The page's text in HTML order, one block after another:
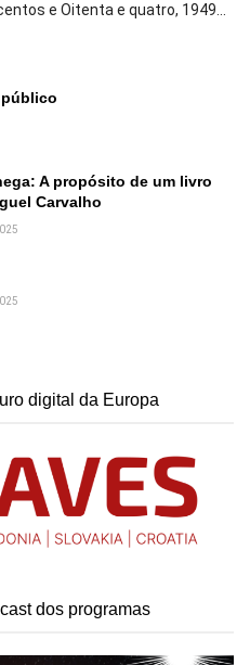
e Oitenta e quatro, 1949...
A propósito de um livro
Carvalho
digital da Europa
dos programas